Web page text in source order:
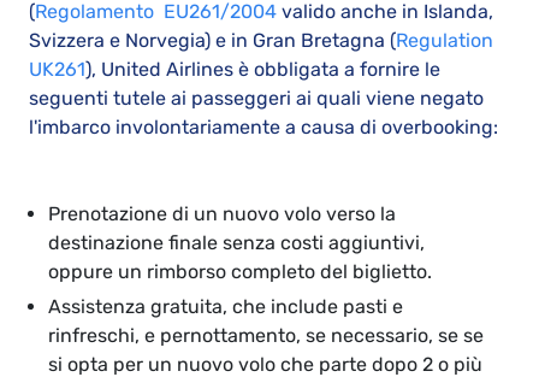
(Regolamento EU261/2004 valido anche in Islanda,
Svizzera e Norvegia) e in Gran Bretagna (Regulation
UK261), United Airlines è obbligata a fornire le
seguenti tutele ai passeggeri ai quali viene negato
l'imbarco involontariamente a causa di overbooking:
Prenotazione di un nuovo volo verso la
destinazione finale senza costi aggiuntivi,
oppure un rimborso completo del biglietto.
Assistenza gratuita, che include pasti e
rinfreschi, e pernottamento, se necessario, se se
si opta per un nuovo volo che parte dopo 2 o più